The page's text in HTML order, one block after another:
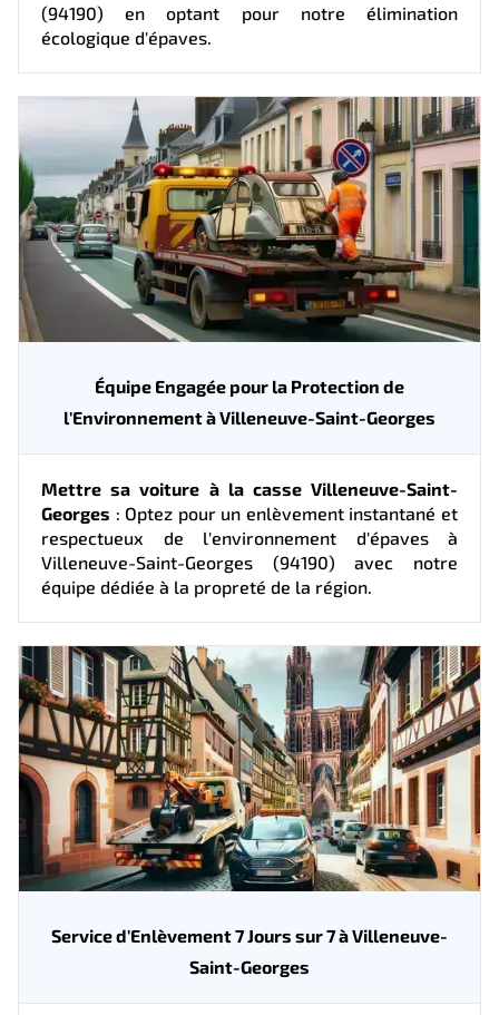
(94190) en optant pour notre élimination
écologique d'épaves.
Équipe Engagée pour la Protection de
l'Environnement à Villeneuve-Saint-Georges
Mettre sa voiture à la casse Villeneuve-Saint-
Georges : Optez pour un enlèvement instantané et
respectueux de l'environnement d'épaves à
Villeneuve-Saint-Georges (94190) avec notre
équipe dédiée à la propreté de la région.
Service d'Enlèvement 7 Jours sur 7 à Villeneuve-
Saint-Georges